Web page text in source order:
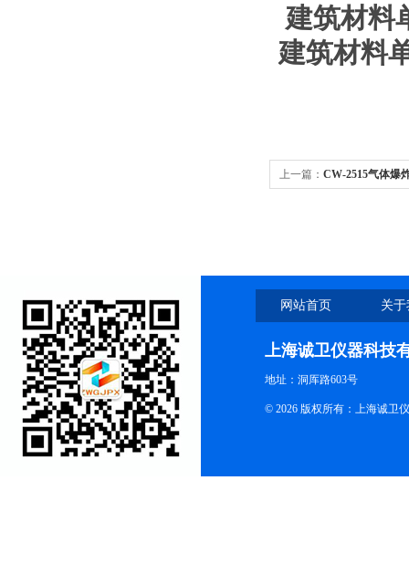
建筑材料
建筑材料
上一篇： CW-2515气体爆
网站首页 关
上海诚卫仪器科技
地址：洞厍路603号
© 2026 版权所有：上海诚卫